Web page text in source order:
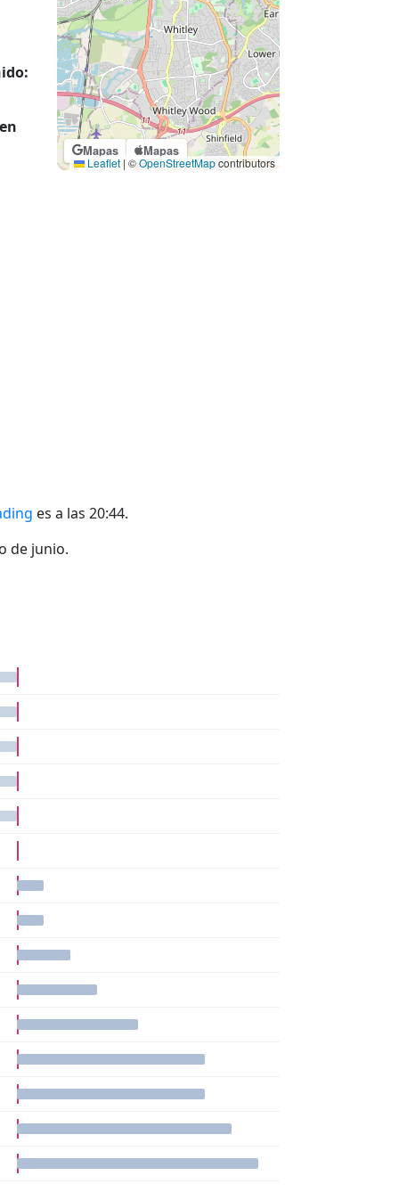
Mapas Mapas
Leaflet | ©OpenStreetMapcontributors
es a las 20:44.
de junio.